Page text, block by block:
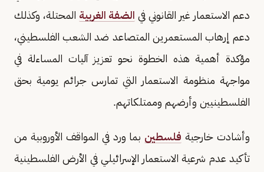
دعم الاستعمار غير القانوني في الضفة الغربية المحتلة، وكذلك
دعم إرهاب المستعمرين المتصاعد ضد الشعب الفلسطيني،
مؤكدة أهمية هذه الخطوة نحو تعزيز آليات المساءلة في
مواجهة منظومة الاستعمار التي تمارس جرائم يومية بحق
الفلسطينيين وأرضهم وممتلكاتهم.
وأشادت خارجية فلسطين بما ورد في المواقف الأوروبية من
تأكيد عدم شرعية الاستعمار الإسرائيلي في الأرض الفلسطينية